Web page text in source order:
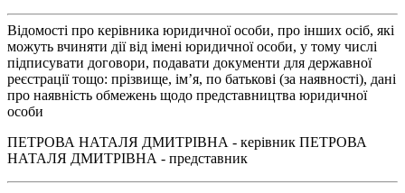
Відомості про керівника юридичної особи, про інших осіб, які
можуть вчиняти дії від імені юридичної особи, у тому числі
підписувати договори, подавати документи для державної
реєстрації тощо: прізвище, ім’я, по батькові (за наявності), дані
про наявність обмежень щодо представництва юридичної
особи
ПЕТРОВА НАТАЛЯ ДМИТРІВНА - керівник ПЕТРОВА
НАТАЛЯ ДМИТРІВНА - представник